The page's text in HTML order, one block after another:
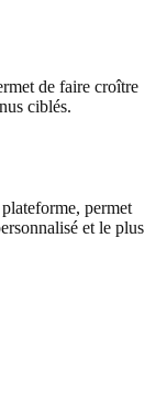
de faire croître
ciblés.
permet
et le plus